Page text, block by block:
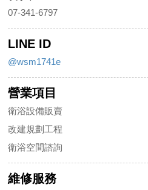
07-341-6797
LINE ID
@wsm1741e
營業項目
衛浴設備販賣
改建規劃工程
衛浴空間諮詢
維修服務